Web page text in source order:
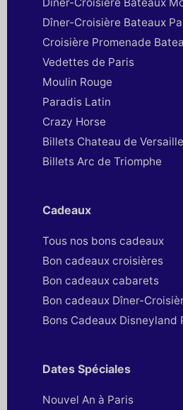
Dîner-Croisière Bateaux
Croisière Promenade
Vedettes de Paris
Moulin Rouge
Paradis Latin
Crazy Horse
Billets Chateau de
Billets Arc de Triomphe
Cadeaux
Tous nos bons cadeaux
Bon cadeaux croisières
Bon cadeaux cabarets
Bon cadeaux Dîner-
Bons Cadeaux Disneyland
Dates Spéciales
Nouvel An à Paris